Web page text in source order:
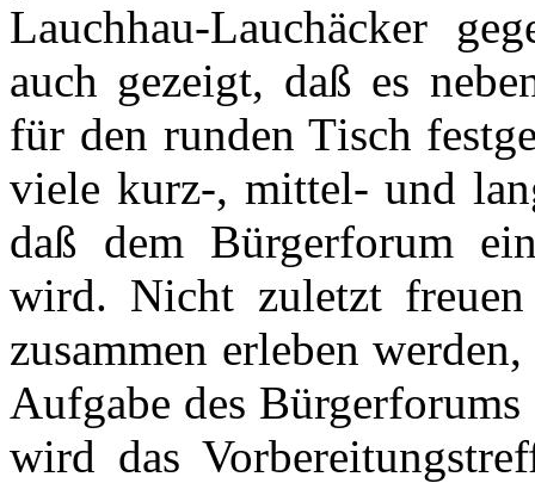
Lauchhau-Lauchäcker
auch gezeigt, daß es
für den runden Tisch
viele kurz-, mittel- und
daß dem Bürgerforum
wird. Nicht zuletzt
zusammen erleben
Aufgabe des
wird das